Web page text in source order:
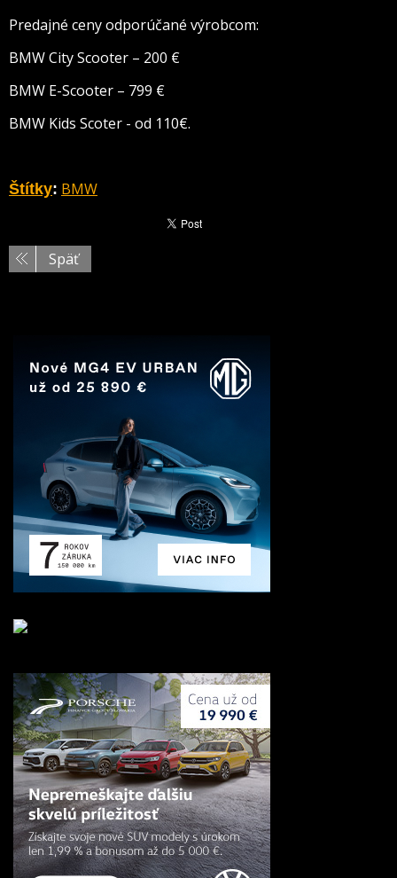
Predajné ceny odporúčané výrobcom:
BMW City Scooter – 200 €
BMW E-Scooter – 799 €
BMW Kids Scoter - od 110€.
Štítky: BMW
Späť